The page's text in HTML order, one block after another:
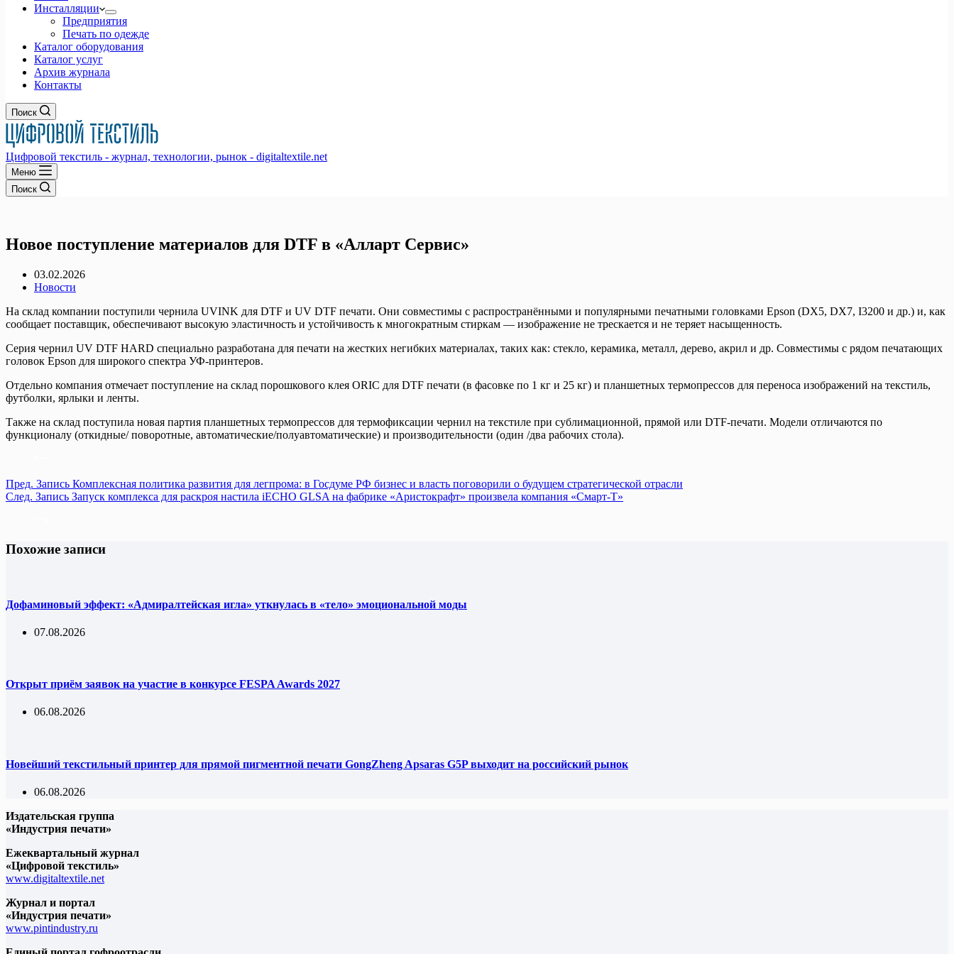
Инсталляции
Предприятия
Печать по одежде
Каталог оборудования
Каталог услуг
Архив журнала
Контакты
Поиск
Цифровой текстиль - журнал, технологии, рынок - digitaltextile.net
Меню
Поиск
Новое поступление материалов для DTF в «Алларт Сервис»
03.02.2026
Новости
На склад компании поступили чернила UVINK для DTF и UV DTF печати. Они совместимы с распространёнными и популярными печатными головками Epson (DX5, DX7, I3200 и др.) и, как
сообщает поставщик, обеспечивают высокую эластичность и устойчивость к многократным стиркам — изображение не трескается и не теряет насыщенность.
Серия чернил UV DTF HARD специально разработана для печати на жестких негибких материалах, таких как: стекло, керамика, металл, дерево, акрил и др. Совместимы с рядом печатающих
головок Epson для широкого спектра УФ-принтеров.
Отдельно компания отмечает поступление на склад порошкового клея ORIC для DTF печати (в фасовке по 1 кг и 25 кг) и планшетных термопрессов для переноса изображений на текстиль,
футболки, ярлыки и ленты.
Также на склад поступила новая партия планшетных термопрессов для термофиксации чернил на текстиле при сублимационной, прямой или DTF-печати. Модели отличаются по
функционалу (откидные/ поворотные, автоматические/полуавтоматические) и производительности (один /два рабочих стола).
Пред. Запись Комплексная политика развития для легпрома: в Госдуме РФ бизнес и власть поговорили о будущем стратегической отрасли
След. Запись Запуск комплекса для раскроя настила iECHO GLSA на фабрике «Аристокрафт» произвела компания «Смарт-Т»
Похожие записи
Дофаминовый эффект: «Адмиралтейская игла» уткнулась в «тело» эмоциональной моды
07.08.2026
Открыт приём заявок на участие в конкурсе FESPA Awards 2027
06.08.2026
Новейший текстильный принтер для прямой пигментной печати GongZheng Apsaras G5P выходит на российский рынок
06.08.2026
Издательская группа
«Индустрия печати»
Ежеквартальный журнал
«Цифровой текстиль»
www.digitaltextile.net
Журнал и портал
«Индустрия печати»
www.pintindustry.ru